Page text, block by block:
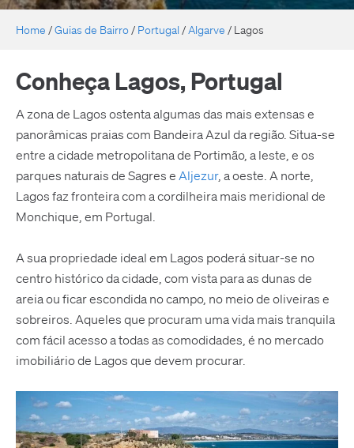
Home /Guias de Bairro / Portugal /Algarve / Lagos
Conheça Lagos, Portugal
A zona de Lagos ostenta algumas das mais extensas e
panorâmicas praias com Bandeira Azul da região. Situa-se
entre a cidade metropolitana de Portimão, a leste, e os
parques naturais de Sagres e Aljezur, a oeste. A norte,
Lagos faz fronteira com a cordilheira mais meridional de
Monchique, em Portugal.
A sua propriedade ideal em Lagos poderá situar-se no
centro histórico da cidade, com vista para as dunas de
areia ou ficar escondida no campo, no meio de oliveiras e
sobreiros. Aqueles que procuram uma vida mais tranquila
com fácil acesso a todas as comodidades, é no mercado
imobiliário de Lagos que devem procurar.